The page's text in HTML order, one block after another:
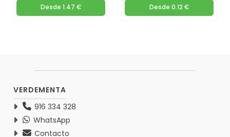
Desde 1.47 € Desde 0.12 €
VERDEMENTA
916 334 328
WhatsApp
Contacto